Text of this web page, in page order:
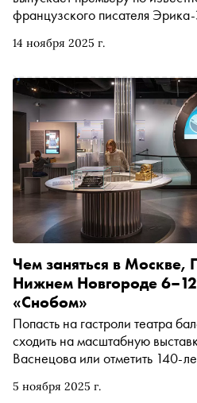
14 ноября 2025 г.
французского писателя
Режиссёр Филипп Гуревич
Толстоганову, его сиделку в
Светлана Иванова. Роман
десятки языков, ставился, в
помнят знаменитый
«Сноб» поговорил с
режиссёрских задачах, о том,
это произведение и как в его
детско-родительская тема
5 ноября 2025 г.
Чем заняться в Москве,
Нижнем Новгороде
«Снобом»
Попасть на гастроли театра
сходить на масштабную
Васнецова или отметить 140-
сходить на ближайшей неделе